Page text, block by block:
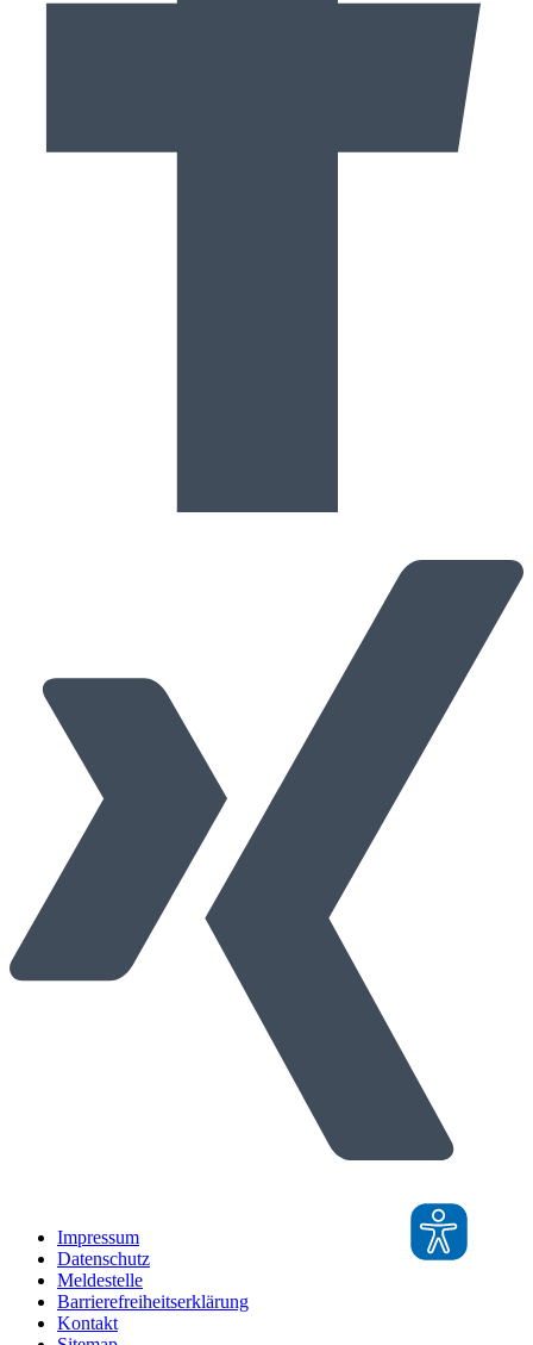
Impressum
Datenschutz
Meldestelle
Barrierefreiheitserklärung
Kontakt